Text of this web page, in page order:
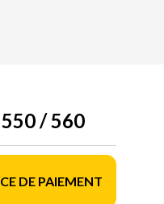
550 / 560
DE PAIEMENT